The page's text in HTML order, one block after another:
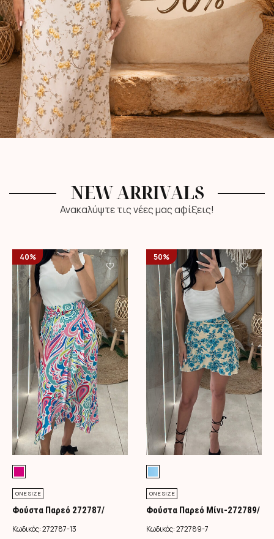
NEW ARRIVALS
Ανακαλύψτε τις νέες μας αφίξεις!
40%
ONE SIZE
Φούστα Παρεό 272787/
Φούξια
Κωδικός:272787-13
50%
ONE SIZE
Φούστα Παρεό Μίνι-272789/
Τιρκουάζ
Κωδικός:272789-7